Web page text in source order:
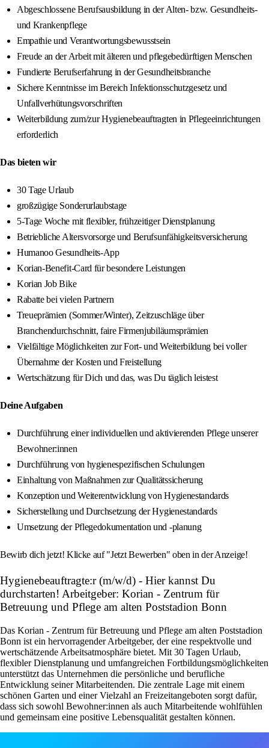
Abgeschlossene Berufsausbildung in der Alten- bzw. Gesundheits-
und Krankenpflege
Empathie und Verantwortungsbewusstsein
Freude an der Arbeit mit älteren und pflegebedürftigen Menschen
Fundierte Berufserfahrung in der Gesundheitsbranche
Sichere Kenntnisse im Bereich Infektionsschutzgesetz und
Unfallverhütungsvorschriften
Weiterbildung zum/zur Hygienebeauftragten in Pflegeeinrichtungen
erforderlich
Das bieten wir
30 Tage Urlaub
großzügige Sonderurlaubstage
5-Tage Woche mit flexibler, frühzeitiger Dienstplanung
Betriebliche Altersvorsorge und Berufsunfähigkeitsversicherung
Humanoo Gesundheits-App
Korian-Benefit-Card für besondere Leistungen
Korian Job Bike
Rabatte bei vielen Partnern
Treueprämien (Sommer/Winter), Zeitzuschläge über
Branchendurchschnitt, faire Firmenjubiläumsprämien
Vielfältige Möglichkeiten zur Fort- und Weiterbildung bei voller
Übernahme der Kosten und Freistellung
Wertschätzung für Dich und das, was Du täglich leistest
Deine Aufgaben
Durchführung einer individuellen und aktivierenden Pflege unserer
Bewohner:innen
Durchführung von hygienespezifischen Schulungen
Einhaltung von Maßnahmen zur Qualitätssicherung
Konzeption und Weiterentwicklung von Hygienestandards
Sicherstellung und Durchsetzung der Hygienestandards
Umsetzung der Pflegedokumentation und -planung
Bewirb dich jetzt! Klicke auf "Jetzt Bewerben" oben in der Anzeige!
Hygienebeauftragte:r (m/w/d) - Hier kannst Du
durchstarten! Arbeitgeber: Korian - Zentrum für
Betreuung und Pflege am alten Poststadion Bonn
Das Korian - Zentrum für Betreuung und Pflege am alten Poststadion
Bonn ist ein hervorragender Arbeitgeber, der eine respektvolle und
wertschätzende Arbeitsatmosphäre bietet. Mit 30 Tagen Urlaub,
flexibler Dienstplanung und umfangreichen Fortbildungsmöglichkeiten
unterstützt das Unternehmen die persönliche und berufliche
Entwicklung seiner Mitarbeitenden. Die zentrale Lage mit einem
schönen Garten und einer Vielzahl an Freizeitangeboten sorgt dafür,
dass sich sowohl Bewohner:innen als auch Mitarbeitende wohlfühlen
und gemeinsam eine positive Lebensqualität gestalten können.